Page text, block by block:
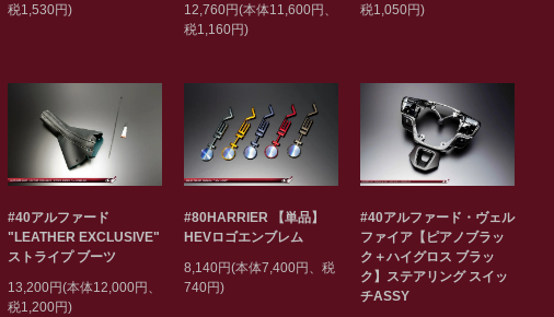
税1,530円)
12,760円(本体11,600円、
税1,160円)
税1,050円)
#40アルファード
"LEATHER EXCLUSIVE"
ストライプ ブーツ
13,200円(本体12,000円、
税1,200円)
#80HARRIER 【単品】
HEVロゴエンブレム
8,140円(本体7,400円、税
740円)
#40アルファード・ヴェル
ファイア【ピアノブラッ
ク＋ハイグロス ブラッ
ク】ステアリング スイッ
チASSY